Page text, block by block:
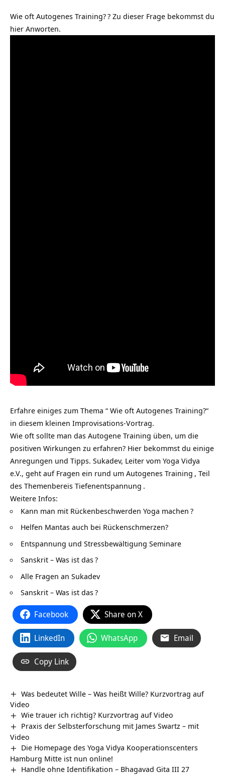
Wie oft Autogenes Training?? Zu dieser Frage bekommst du
hier Anworten.
Erfahre einiges zum Thema “ Wie oft Autogenes Training?“
in diesem kleinen Improvisations-Vortrag.
Wie oft sollte man das Autogene Training üben, um die
positiven Wirkungen zu erfahren? Hier bekommst du einige
Anregungen und Tipps. Sukadev, Leiter vom Yoga Vidya
e.V., geht auf Fragen ein rund um Autogenes Training , Teil
des Themenbereis Tiefenentspannung .
Weitere Infos:
Kann man mit Rückenbeschwerden Yoga machen ?
Helfen Mantas auch bei Rückenschmerzen?
Entspannung und Stressbewältigung Seminare
Sanskrit – Was ist das?
Alle Fragen an Sukadev
Sanskrit – Was ist das?
Facebook Share on X
LinkedIn WhatsApp Email
Copy Link
Was bedeutet Wille – Was heißt Wille? Kurzvortrag auf
Video
Wie trauer ich richtig? Kurzvortrag auf Video
Praxis der Selbsterforschung mit James Swartz – mit
Video
Die Homepage des Yoga Vidya Kooperationscenters
Hamburg Mitte ist nun online!
Handle ohne Identifikation – Bhagavad Gita III 27